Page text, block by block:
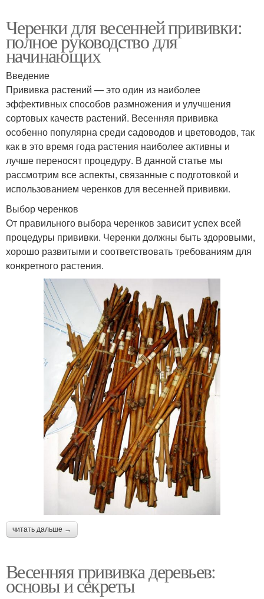
Черенки для весенней прививки:
полное руководство для
начинающих
Введение
Прививка растений — это один из наиболее
эффективных способов размножения и улучшения
сортовых качеств растений. Весенняя прививка
особенно популярна среди садоводов и цветоводов, так
как в это время года растения наиболее активны и
лучше переносят процедуру. В данной статье мы
рассмотрим все аспекты, связанные с подготовкой и
использованием черенков для весенней прививки.
Выбор черенков
От правильного выбора черенков зависит успех всей
процедуры прививки. Черенки должны быть здоровыми,
хорошо развитыми и соответствовать требованиям для
конкретного растения.
читать дальше →
Весенняя прививка деревьев:
основы и секреты